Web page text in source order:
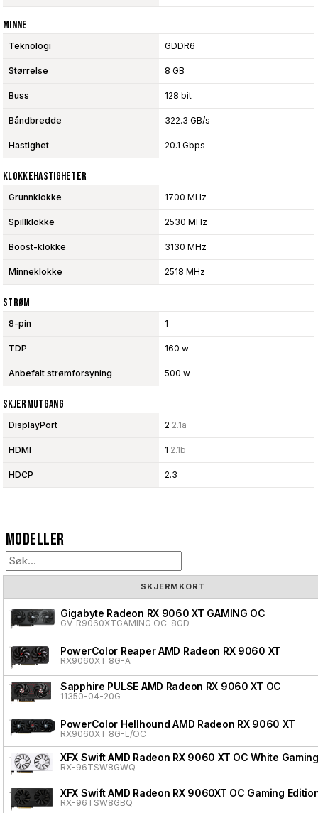
Minne
Teknologi GDDR6
Størrelse 8 GB
Buss 128 bit
Båndbredde 322.3 GB/s
Hastighet 20.1 Gbps
Klokkehastigheter
Grunnklokke 1700 MHz
Spillklokke 2530 MHz
Boost-klokke 3130 MHz
Minneklokke 2518 MHz
Strøm
8-pin 1
TDP 160 w
Anbefalt strømforsyning 500 w
Skjermutgang
DisplayPort 2 2.1a
HDMI 1 2.1b
HDCP 2.3
Modeller
SKJERMKORT
Gigabyte Radeon RX 9060 XT GAMING OC
GV-R9060XTGAMING OC-8GD
PowerColor Reaper AMD Radeon RX 9060 XT
RX9060XT 8G-A
Sapphire PULSE AMD Radeon RX 9060 XT OC
11350-04-20G
PowerColor Hellhound AMD Radeon RX 9060 XT
RX9060XT 8G-L/OC
XFX Swift AMD Radeon RX 9060 XT OC White
RX-96TSW8GWQ
XFX Swift AMD Radeon RX 9060XT OC Gaming
RX-96TSW8GBQ